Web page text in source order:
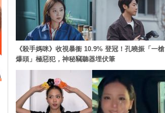
《殺手媽咪》收視暴衝 10.9% 登冠！孔曉振「一槍
爆頭」極惡犯，神秘竊聽器埋伏筆